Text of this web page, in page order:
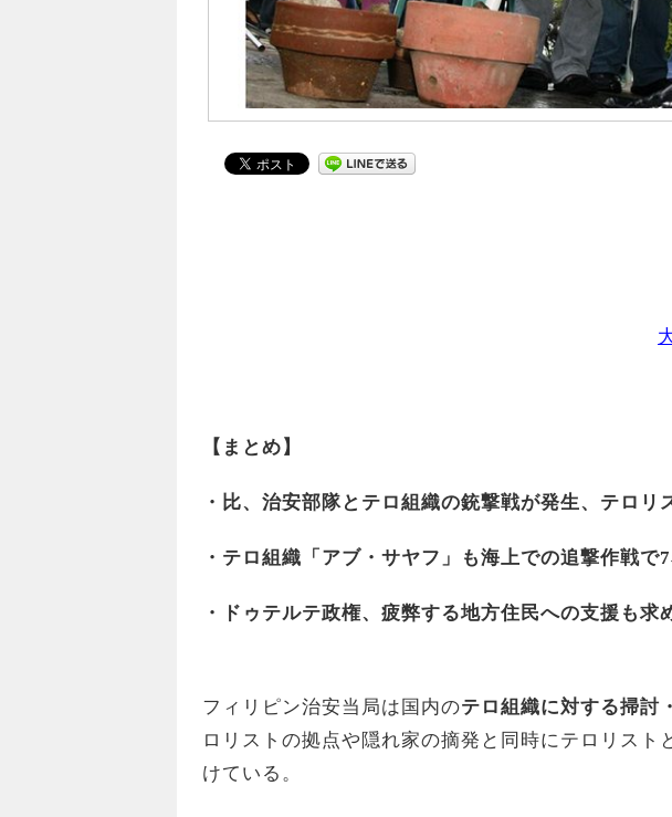
【まとめ】
・比、治安部隊とテロ組織の銃撃戦が発生、テロリ
・テロ組織「アブ・サヤフ」も海上での追撃作戦で7
・ドゥテルテ政権、疲弊する地方住民への支援も求
フィリピン治安当局は国内のテロ組織に対する掃討
ロリストの拠点や隠れ家の摘発と同時にテロリスト
けている。